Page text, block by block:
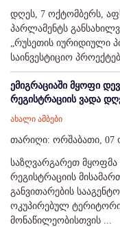
დღეს, 7 ოქტომბერს,
პარლამენტს
„რუსეთის იურიდიული
საინვესტიციო
ემიგრაციაში მყოფი
რეგისტრაციის ვადა
ახალი ამბები
თარიღი: ორშაბათი, 07
საზღვარგარეთ
რეგისტრაციის
განვითარების
ოკუპირებულ
მონაწილეობისთვის ...